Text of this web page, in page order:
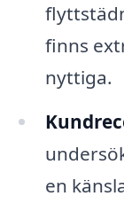
finns
nyttiga.
en